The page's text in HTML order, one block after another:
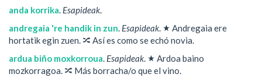
anda korrika. Esapideak.
andregaia 're handik in zun. Esapideak. ★ Andregaia ere
hortatik egin zuen. 🔀 Así es como se echó novia.
ardua biño moxkorroua. Esapideak. ★ Ardoa baino
mozkorragoa. 🔀 Más borracha/o que el vino.